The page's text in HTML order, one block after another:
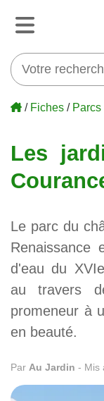
/ Fiches /
Les
Le parc du
Renaissance
d'eau du
au travers
promeneur à
en beauté.
Par Au Jardin - Mis